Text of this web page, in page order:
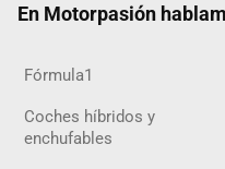
En Motorpasión
Fórmula1
Coches híbridos y
enchufables